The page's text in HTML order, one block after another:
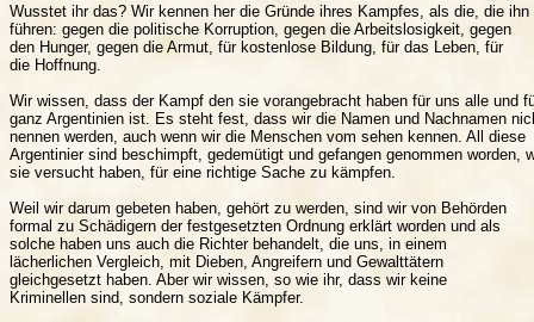
Wusstet ihr das? Wir kennen her die Gründe ihres Kampfes, als die, die ihn
führen: gegen die politische Korruption, gegen die Arbeitslosigkeit, gegen
den Hunger, gegen die Armut, für kostenlose Bildung, für das Leben, für
die Hoffnung.
Wir wissen, dass der Kampf den sie vorangebracht haben für uns alle und
ganz Argentinien ist. Es steht fest, dass wir die Namen und Nachnamen
nennen werden, auch wenn wir die Menschen vom sehen kennen. All diese
Argentinier sind beschimpft, gedemütigt und gefangen genommen worden,
sie versucht haben, für eine richtige Sache zu kämpfen.
Weil wir darum gebeten haben, gehört zu werden, sind wir von Behörden
formal zu Schädigern der festgesetzten Ordnung erklärt worden und als
solche haben uns auch die Richter behandelt, die uns, in einem
lächerlichen Vergleich, mit Dieben, Angreifern und Gewalttätern
gleichgesetzt haben. Aber wir wissen, so wie ihr, dass wir keine
Kriminellen sind, sondern soziale Kämpfer.